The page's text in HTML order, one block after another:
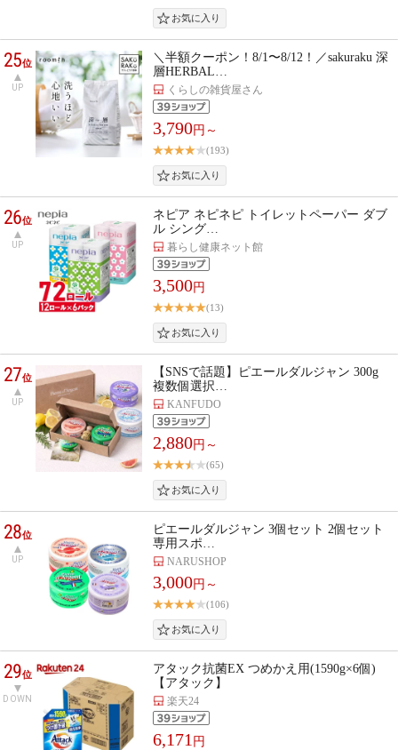
25位
UP
＼半額クーポン！8/1〜8/12！／sakuraku 深
層HERBAL…
くらしの雑貨屋さん
3,790円～
(193)
26位
UP
ネピア ネピネピ トイレットペーパー ダブ
ル シング…
暮らし健康ネット館
3,500円
(13)
27位
UP
【SNSで話題】ピエールダルジャン 300g
複数個選択…
KANFUDO
2,880円～
(65)
28位
UP
ピエールダルジャン 3個セット 2個セット
専用スポ…
NARUSHOP
3,000円～
(106)
29位
DOWN
アタック抗菌EX つめかえ用(1590g×6個)
【アタック】
楽天24
6,171 円